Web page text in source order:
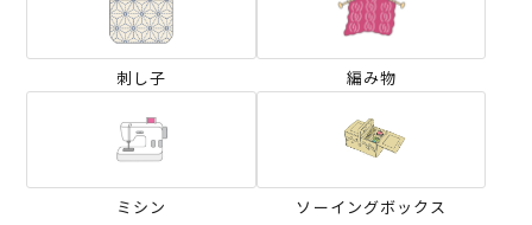
刺し子 編み物
ミシン ソーイングボックス